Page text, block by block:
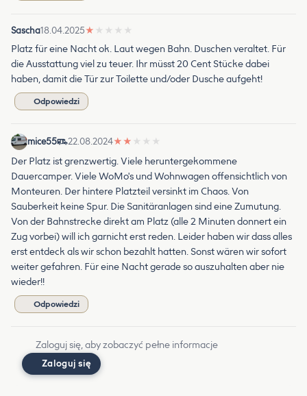
Sascha18.04.2025★ ★ ★ ★ ★
Platz für eine Nacht ok. Laut wegen Bahn. Duschen veraltet. Für
die Ausstattung viel zu teuer. Ihr müsst 20 Cent Stücke dabei
haben, damit die Tür zur Toilette und/oder Dusche aufgeht!
Odpowiedzi
mice55 22.08.2024★ ★ ★ ★ ★
Der Platz ist grenzwertig. Viele heruntergekommene
Dauercamper. Viele WoMo's und Wohnwagen offensichtlich von
Monteuren. Der hintere Platzteil versinkt im Chaos. Von
Sauberkeit keine Spur. Die Sanitäranlagen sind eine Zumutung.
Von der Bahnstrecke direkt am Platz (alle 2 Minuten donnert ein
Zug vorbei) will ich garnicht erst reden. Leider haben wir dass alles
erst entdeck als wir schon bezahlt hatten. Sonst wären wir sofort
weiter gefahren. Für eine Nacht gerade so auszuhalten aber nie
wieder!!
Odpowiedzi
Zaloguj się, aby zobaczyć pełne informacje
Zaloguj się